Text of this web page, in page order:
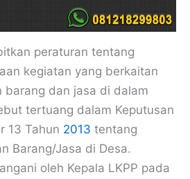
peraturan tentang
kegiatan yang berkaitan
barang dan jasa di dalam
tertuang dalam Keputusan
13 Tahun 2013 tentang
Barang/Jasa di Desa.
oleh Kepala LKPP pada